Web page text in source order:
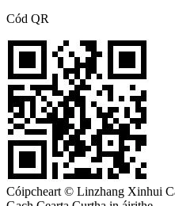
Cód QR
Cóipcheart © Linzhang Xinhui